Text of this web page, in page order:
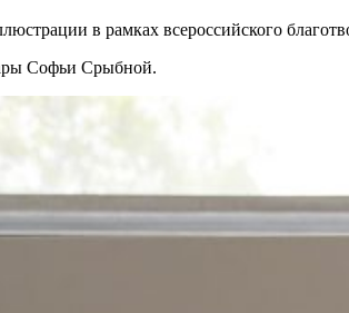
в рамках всероссийского
Софьи Срыбной.